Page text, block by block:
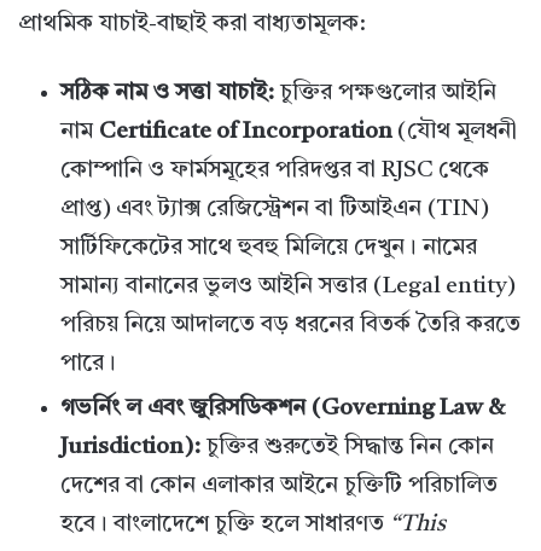
প্রাথমিক যাচাই-বাছাই করা বাধ্যতামূলক:
সঠিক নাম ও সত্তা যাচাই: চুক্তির পক্ষগুলোর আইনি
নাম Certificate of Incorporation (যৌথ মূলধনী
কোম্পানি ও ফার্মসমূহের পরিদপ্তর বা RJSC থেকে
প্রাপ্ত) এবং ট্যাক্স রেজিস্ট্রেশন বা টিআইএন (TIN)
সার্টিফিকেটের সাথে হুবহু মিলিয়ে দেখুন। নামের
সামান্য বানানের ভুলও আইনি সত্তার (Legal entity)
পরিচয় নিয়ে আদালতে বড় ধরনের বিতর্ক তৈরি করতে
পারে।
গভর্নিং ল এবং জুরিসডিকশন (Governing Law &
Jurisdiction): চুক্তির শুরুতেই সিদ্ধান্ত নিন কোন
দেশের বা কোন এলাকার আইনে চুক্তিটি পরিচালিত
হবে। বাংলাদেশে চুক্তি হলে সাধারণত “This